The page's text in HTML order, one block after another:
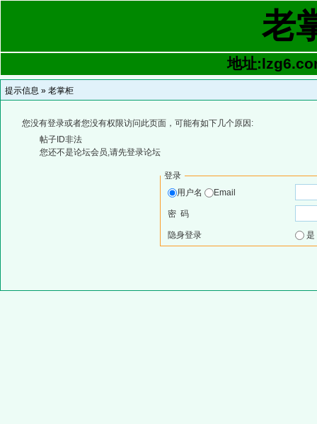
老
地址
提示信息 » 老掌柜
您没有登录或者您没有权限访问此页面，可能有如下几个原因:
帖子ID非法
您还不是论坛会员,请先登录论坛
登录
用户名
Email
密 码
隐身登录